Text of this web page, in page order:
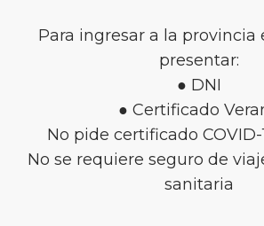
Para ingresar a la provincia
presentar:
● DNI
● Certificado
No pide certificado
No se requiere seguro de
sanitaria